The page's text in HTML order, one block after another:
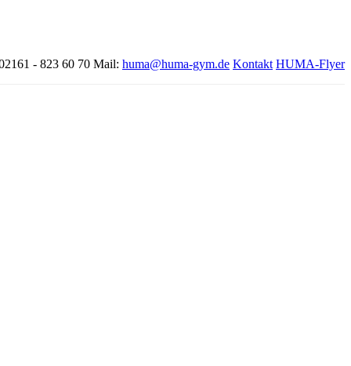
- 823 60 70 Mail: huma@huma-gym.de Kontakt HUMA-Flyer